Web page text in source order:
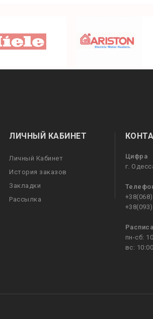
ЛИЧНЫЙ КАБИНЕТ
Личный Кабинет
История заказов
Закладки
Рассылка
Цифра
г.
пн-сб:
вс: